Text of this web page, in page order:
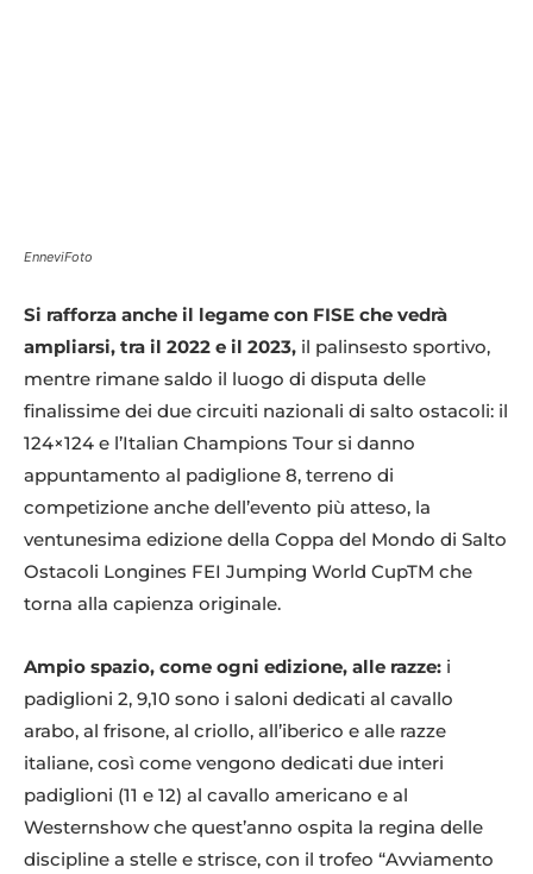
EnneviFoto
Si rafforza anche il legame con FISE che vedrà
ampliarsi, tra il 2022 e il 2023, il palinsesto sportivo,
mentre rimane saldo il luogo di disputa delle
finalissime dei due circuiti nazionali di salto ostacoli: il
124×124 e l’Italian Champions Tour si danno
appuntamento al padiglione 8, terreno di
competizione anche dell’evento più atteso, la
ventunesima edizione della Coppa del Mondo di Salto
Ostacoli Longines FEI Jumping World CupTM che
torna alla capienza originale.
Ampio spazio, come ogni edizione, alle razze: i
padiglioni 2, 9,10 sono i saloni dedicati al cavallo
arabo, al frisone, al criollo, all’iberico e alle razze
italiane, così come vengono dedicati due interi
padiglioni (11 e 12) al cavallo americano e al
Westernshow che quest’anno ospita la regina delle
discipline a stelle e strisce, con il trofeo “Avviamento